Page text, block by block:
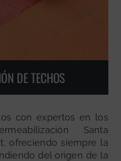
DE TECHOS
con expertos en los
Santa
ofreciendo siempre la
del origen de la